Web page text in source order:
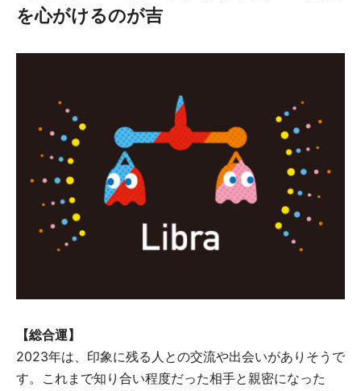
を心がけるのが吉
【総合運】
2023年は、印象に残る人との交流や出会いがありそうで
す。これまで知り合い程度だった相手と親密になった